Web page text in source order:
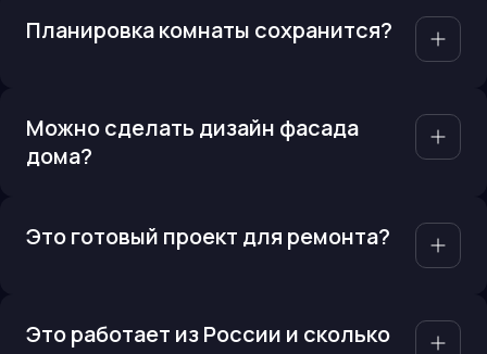
Планировка комнаты сохранится?
Можно сделать дизайн фасада
дома?
Это готовый проект для ремонта?
Это работает из России и сколько